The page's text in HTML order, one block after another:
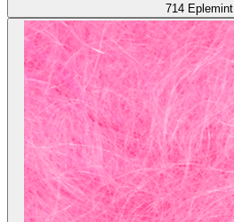
714 Eplemint